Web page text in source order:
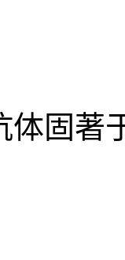
体固著